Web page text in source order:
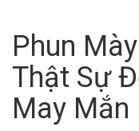
Phun
Thật Sự
May